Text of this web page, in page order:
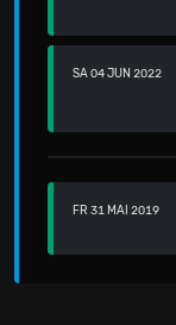
SA 04 JUN 2022
FR 31 MAI 2019